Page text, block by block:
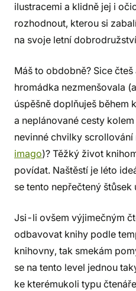
ilustracemi a klidně jej i
rozhodnout, kterou si
na svoje letní
Máš to obdobně? Sice
hromádka nezmenšovala
úspěšně doplňuješ během
a neplánované cesty
nevinné chvilky scrollování
imago)? Těžký život
povídat. Naštěstí je léto
se tento nepřečtený štůsek
Jsi-li ovšem výjimečným
odbavovat knihy podle
knihovny, tak smekám
se na tento level jednou
ke kterémukoli typu